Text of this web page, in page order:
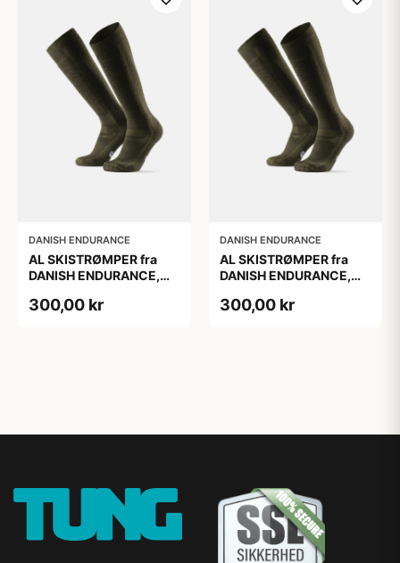
DANISH ENDURANCE
AL SKISTRØMPER fra
DANISH ENDURANCE,
300,00 kr
DANISH ENDURANCE
AL SKISTRØMPER fra
DANISH ENDURANCE,
300,00 kr